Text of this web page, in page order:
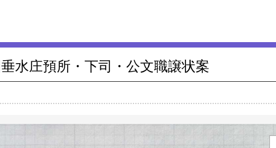
水庄預所・下司・公文職譲状案